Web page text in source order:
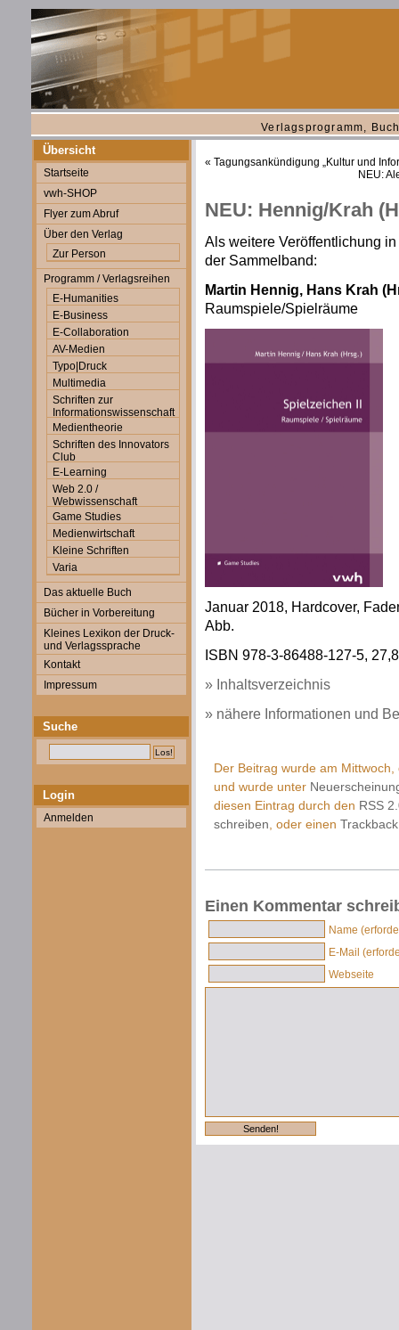
Verlagsprogramm,
Übersicht
Startseite
vwh-SHOP
Flyer zum Abruf
Über den Verlag
Zur Person
Programm / Verlagsreihen
E-Humanities
E-Business
E-Collaboration
AV-Medien
Typo|Druck
Multimedia
Schriften zur
Informationswissenschaft
Medientheorie
Schriften des Innovators
Club
E-Learning
Web 2.0 /
Webwissenschaft
Game Studies
Medienwirtschaft
Kleine Schriften
Varia
Das aktuelle Buch
Bücher in Vorbereitung
Kleines Lexikon der Druck-
und Verlagssprache
Kontakt
Impressum
Suche
Login
Anmelden
« Tagungsankündigung „Kultur und
NEU:
NEU: Hennig/Krah
Als weitere Veröffentlichung
der Sammelband:
Martin Hennig, Hans Krah
Raumspiele/Spielräume
Januar 2018, Hardcover,
Abb.
ISBN 978-3-86488-127-5,
» Inhaltsverzeichnis
» nähere Informationen und
Der Beitrag wurde am
und wurde unter
diesen Eintrag durch den RSS
schreiben , oder einen Trackback
Einen Kommentar
Name
E-Mail
Webseite